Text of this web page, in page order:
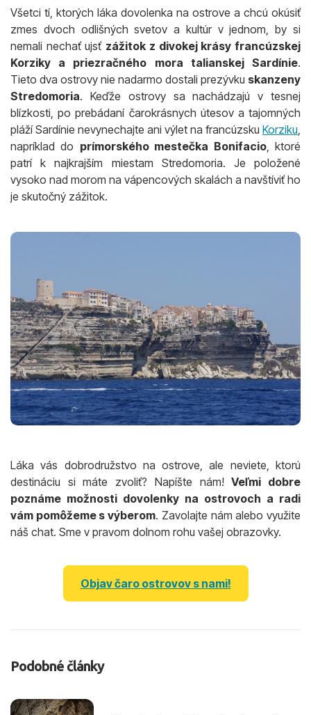
Všetci tí, ktorých láka dovolenka na ostrove a chcú okúsiť
zmes dvoch odlišných svetov a kultúr v jednom, by si
nemali nechať ujsť zážitok z divokej krásy francúzskej
Korziky a priezračného mora talianskej Sardínie.
Tieto dva ostrovy nie nadarmo dostali prezývku skanzeny
Stredomoria. Keďže ostrovy sa nachádzajú v tesnej
blízkosti, po prebádaní čarokrásnych útesov a tajomných
pláží Sardínie nevynechajte ani výlet na francúzsku Korziku,
napríklad do prímorského mestečka Bonifacio, ktoré
patrí k najkrajším miestam Stredomoria. Je položené
vysoko nad morom na vápencových skalách a navštíviť ho
je skutočný zážitok.
Láka vás dobrodružstvo na ostrove, ale neviete, ktorú
destináciu si máte zvoliť? Napíšte nám!Veľmi dobre
poznáme možnosti dovolenky na ostrovoch a radi
vám pomôžeme s výberom. Zavolajte nám alebo využite
náš chat. Sme v pravom dolnom rohu vašej obrazovky.
Objav čaro ostrovov s nami!
Podobné články